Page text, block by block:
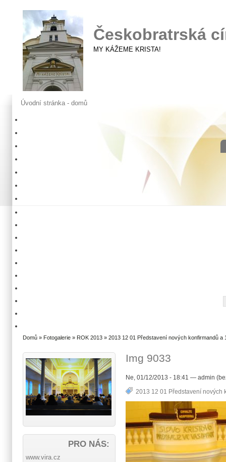
Českobratrská
MY KÁŽEME KRISTA!
Úvodní stránka - domů
Domů » Fotogalerie » ROK 2013 » 2013 12 01 Představení nových konfirmandů a
Img 9033
Ne, 01/12/2013 - 18:41 — admin
2013 12 01 Představení nových
PRO NÁS:
www.vira.cz